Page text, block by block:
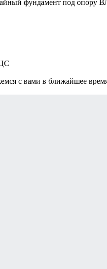
фундамент под опору
с вами в ближайшее